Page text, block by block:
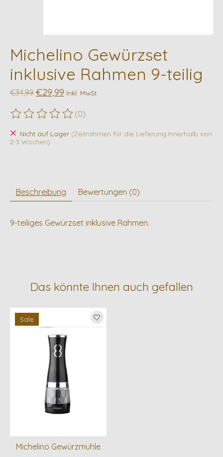
Michelino Gewürzset
inklusive Rahmen 9-teilig
€34,99 €29,99 Inkl. MwSt.
Die Bewertung dieses Produkts ist
(0)
Nicht auf Lager (Zeitrahmen für die Lieferung:Innerhalb von
2-3 Wochen)
Beschreibung Bewertungen (0)
9-teiliges Gewürzset inklusive Rahmen.
Das könnte Ihnen auch gefallen
Produkt-Karussell-Artikel
Sale
Michelino Gewürzmühle